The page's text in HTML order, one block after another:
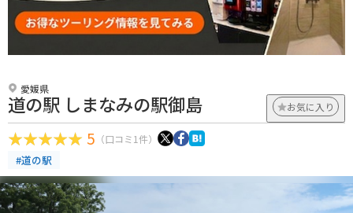
愛媛県
道の駅 しまなみの駅御島 お気に入り
5 （口コミ1件）
#道の駅